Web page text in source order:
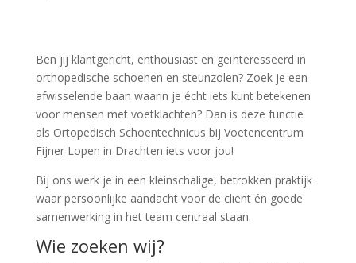
Ben jij klantgericht, enthousiast en geïnteresseerd in
orthopedische schoenen en steunzolen? Zoek je een
afwisselende baan waarin je écht iets kunt betekenen
voor mensen met voetklachten? Dan is deze functie
als Ortopedisch Schoentechnicus bij Voetencentrum
Fijner Lopen in Drachten iets voor jou!
Bij ons werk je in een kleinschalige, betrokken praktijk
waar persoonlijke aandacht voor de cliënt én goede
samenwerking in het team centraal staan.
Wie zoeken wij?